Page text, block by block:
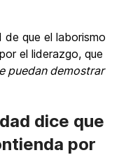
que el laborismo
el liderazgo, que
puedan demostrar
dice que
por